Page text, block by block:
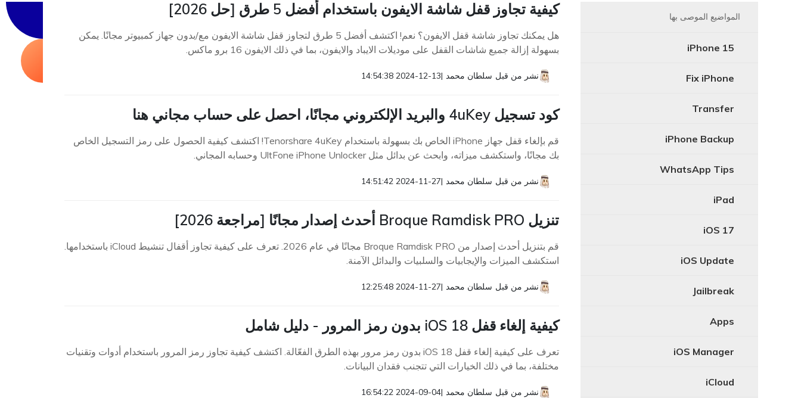
المواضيع الموصى بها
iPhone 15
Fix iPhone
Transfer
iPhone Backup
WhatsApp Tips
iPad
iOS 17
iOS Update
Jailbreak
Apps
iOS Manager
iCloud
كيفية تجاوز قفل شاشة الايفون باستخدام أفضل 5 طرق [حل 2026]
هل يمكنك تجاوز شاشة قفل الايفون؟ نعم! اكتشف أفضل 5 طرق لتجاوز قفل شاشة الايفون مع/بدون جهاز كمبيوتر مجانًا. يمكن
بسهولة إزالة جميع شاشات القفل على موديلات الايباد والايفون، بما في ذلك الايفون 16 برو ماكس.
نشر من قبل سلطان محمد |
2024-12-13 14:54:38
كود تسجيل 4uKey والبريد الإلكتروني مجانًا، احصل على حساب مجاني هنا
قم بإلغاء قفل جهاز iPhone الخاص بك بسهولة باستخدام Tenorshare 4uKey! اكتشف كيفية الحصول على رمز التسجيل الخاص
بك مجانًا، واستكشف ميزاته، وابحث عن بدائل مثل UltFone iPhone Unlocker وحسابه المجاني.
نشر من قبل سلطان محمد |
2024-11-27 14:51:42
تنزيل Broque Ramdisk PRO أحدث إصدار مجانًا [مراجعة 2026]
قم بتنزيل أحدث إصدار من Broque Ramdisk PRO مجانًا في عام 2026. تعرف على كيفية تجاوز أقفال تنشيط iCloud باستخدامها.
استكشف الميزات والإيجابيات والسلبيات والبدائل الآمنة.
نشر من قبل سلطان محمد |
2024-11-27 12:25:48
كيفية إلغاء قفل iOS 18 بدون رمز المرور - دليل شامل
تعرف على كيفية إلغاء قفل iOS 18 بدون رمز مرور بهذه الطرق الفعّالة. اكتشف كيفية تجاوز رمز المرور باستخدام أدوات وتقنيات
مختلفة، بما في ذلك الخيارات التي تتجنب فقدان البيانات.
نشر من قبل سلطان محمد |
2024-09-04 16:54:22